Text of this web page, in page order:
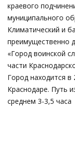
краевого
муниципального
Климатический и
преимущественно
«Город воинской
части
Город находится
Краснодаре. Путь
среднем 3-3,5 часа